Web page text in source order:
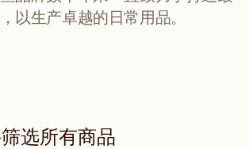
以生产卓越的日常用品。
选所有商品